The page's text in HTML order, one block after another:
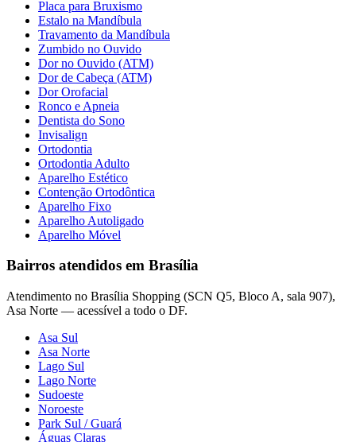
Placa para Bruxismo
Estalo na Mandíbula
Travamento da Mandíbula
Zumbido no Ouvido
Dor no Ouvido (ATM)
Dor de Cabeça (ATM)
Dor Orofacial
Ronco e Apneia
Dentista do Sono
Invisalign
Ortodontia
Ortodontia Adulto
Aparelho Estético
Contenção Ortodôntica
Aparelho Fixo
Aparelho Autoligado
Aparelho Móvel
Bairros atendidos em Brasília
Atendimento no Brasília Shopping (SCN Q5, Bloco A, sala 907),
Asa Norte — acessível a todo o DF.
Asa Sul
Asa Norte
Lago Sul
Lago Norte
Sudoeste
Noroeste
Park Sul / Guará
Águas Claras